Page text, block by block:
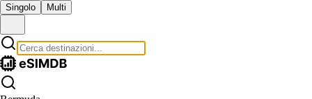
Singolo Multi